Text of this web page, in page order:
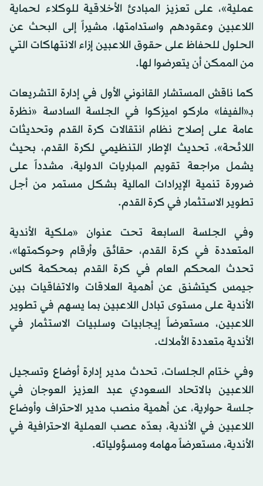
عملية»، على تعزيز المبادئ الأخلاقية للوكلاء لحماية
اللاعبين وعقودهم واستدامتها، مشيراً إلى البحث عن
الحلول للحفاظ على حقوق اللاعبين إزاء الانتهاكات التي
من الممكن أن يتعرضوا لها.
كما ناقش المستشار القانوني الأول في إدارة التشريعات
بـ«الفيفا» ماركو اميزكوا في الجلسة السادسة «نظرة
عامة على إصلاح نظام انتقالات كرة القدم وتحديثات
اللائحة»، تحديث الإطار التنظيمي لكرة القدم، بحيث
يشمل مراجعة تقويم المباريات الدولية، مشدداً على
ضرورة تنمية الإيرادات المالية بشكل مستمر من أجل
تطوير الاستثمار في كرة القدم.
وفي الجلسة السابعة تحت عنوان «ملكية الأندية
المتعددة في كرة القدم، حقائق وأرقام وحوكمتها»،
تحدث المحكم العام في كرة القدم بمحكمة كاس
جيمس كيتشنق عن أهمية العلاقات والاتفاقيات بين
الأندية على مستوى تبادل اللاعبين بما يسهم في تطوير
اللاعبين، مستعرضاً إيجابيات وسلبيات الاستثمار في
الأندية متعددة الأملاك.
وفي ختام الجلسات، تحدث مدير إدارة أوضاع وتسجيل
اللاعبين بالاتحاد السعودي عبد العزيز العوجان في
جلسة حوارية، عن أهمية منصب مدير الاحتراف وأوضاع
اللاعبين في الأندية، بعدّه عصب العملية الاحترافية في
الأندية، مستعرضاً مهامه ومسؤولياته.